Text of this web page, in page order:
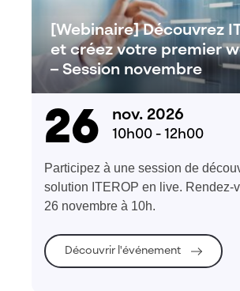
[Webinaire] Découvrez
et créez votre premier
– Session novembre
26 nov. 2026
10h00 - 12h00
Participez à une session de
solution ITEROP en live. Rendez-
26 novembre à 10h.
Découvrir l'événement